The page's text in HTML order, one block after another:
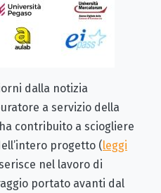
dalla notizia
a servizio della
contribuito a sciogliere
progetto (leggi
nel lavoro di
portato avanti dal